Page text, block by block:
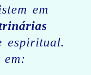
em
espiritual.
em: